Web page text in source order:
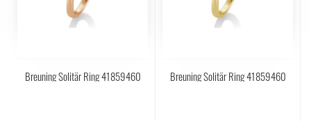
Breuning Solitär Ring 41859460 Breuning Solitär Ring 41859460